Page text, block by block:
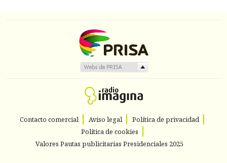
Contacto comercial Aviso legal
Política de privacidad
Política de cookies
Valores Pautas publicitarias Presidenciales 2025